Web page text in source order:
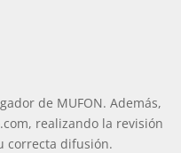
de MUFON. Además,
realizando la revisión
correcta difusión.